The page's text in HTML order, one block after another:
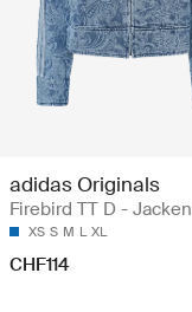
adidas Originals
Firebird TT D - Jacken
XS S M L XL
CHF114